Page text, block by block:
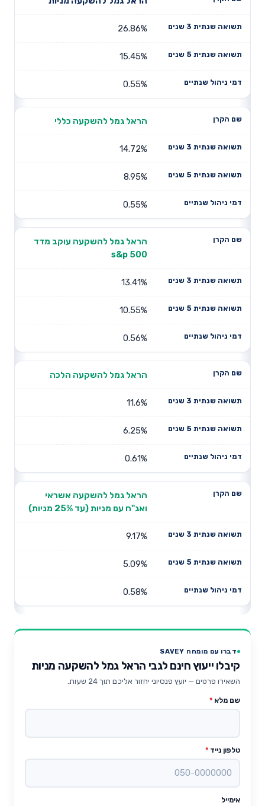
שנים
26.86%
15.45%
0.55%
הראל גמל להשקעה כללי
14.72%
8.95%
0.55%
הראל גמל להשקעה עוקב מדד
s&p 500
13.41%
10.55%
0.56%
הראל גמל להשקעה הלכה
11.6%
6.25%
0.61%
הראל גמל להשקעה אשראי
ואג"ח עם מניות (עד 25% מניות)
9.17%
5.09%
0.58%
דברו עם מומחה SAVEY
קיבלו ייעוץ חינם לגבי הראל גמל להשקעה מניות
השאירו פרטים — יועץ פנסיוני יחזור אליכם תוך 24 שעות.
שם מלא *
טלפון נייד *
אימייל